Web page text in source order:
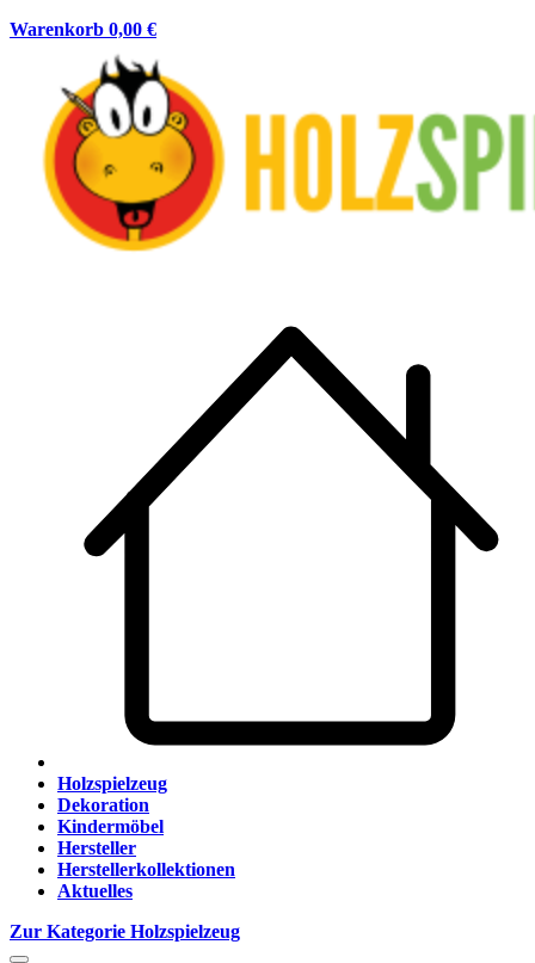
Warenkorb 0,00 €
Holzspielzeug
Dekoration
Kindermöbel
Hersteller
Herstellerkollektionen
Aktuelles
Zur Kategorie Holzspielzeug